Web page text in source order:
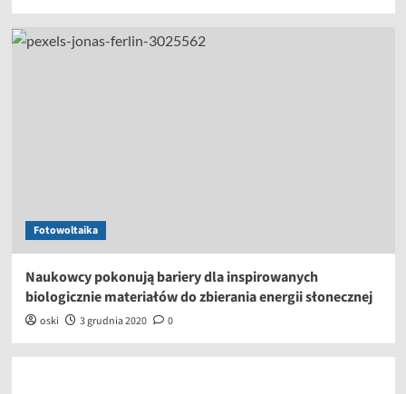
Fotowoltaika
Naukowcy pokonują bariery dla inspirowanych
biologicznie materiałów do zbierania energii słonecznej
oski 3 grudnia 2020 0